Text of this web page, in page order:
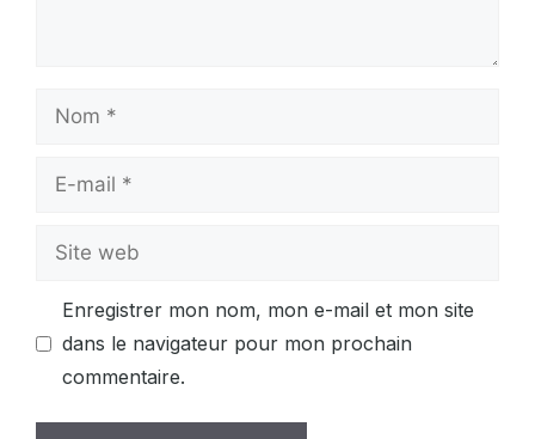
Nom
Site
Enregistrer mon nom, mon e-mail et mon site
dans le navigateur pour mon prochain
commentaire.